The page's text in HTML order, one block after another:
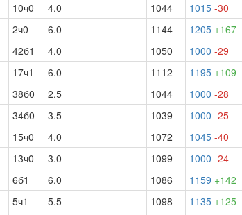
10ч0 4.0 1044 1015 -30
2ч0 6.0 1144 1205 +167
42б1 4.0 1050 1000 -29
17ч1 6.0 1112 1195 +109
38б0 2.5 1044 1000 -28
34б0 3.5 1039 1000 -25
15ч0 4.0 1072 1045 -40
13ч0 3.0 1099 1000 -24
6б1 6.0 1086 1159 +142
5ч1 5.5 1098 1135 +125